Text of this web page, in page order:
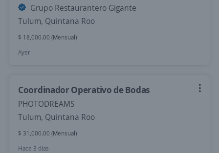
Grupo Restaurantero Gigante
Tulum, Quintana Roo
$ 18,000.00 (Mensual)
Ayer
Coordinador Operativo de Bodas
PHOTODREAMS
Tulum, Quintana Roo
$ 31,000.00 (Mensual)
Hace 3 días